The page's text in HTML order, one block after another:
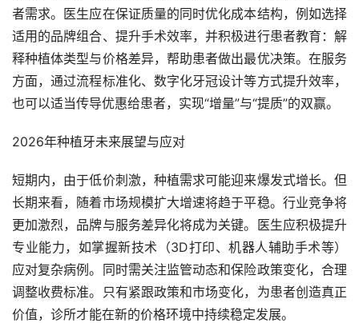
者需求。医生应在保证质量的同时优化成本结构，例如选择
适用的品牌组合、提升手术效率，并积极进行患者教育：解
释种植体类型与价格差异，帮助患者做出最优决策。在服务
方面，通过流程标准化、数字化牙冠设计等方式提升效率，
也可以适当传导优惠给患者，实现“增量”与“提质”的双赢。
2026年种植牙未来展望与应对
短期内，由于低价刺激，种植需求可能迎来爆发式增长。但
长期来看，随着市场规模扩大增速将趋于平稳。行业竞争将
更加激烈，品牌与服务差异化将成为关键。医生应积极提升
专业能力，如掌握新技术（3D打印、机器人辅助手术等）
应对复杂病例。同时需关注监管动态和保险政策变化，合理
调整收费标准。只有紧跟政策和市场变化，为患者创造真正
价值，诊所才能在新的价格环境中持续稳定发展。